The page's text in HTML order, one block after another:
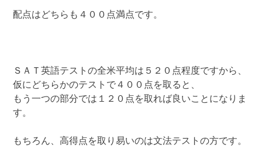
配点はどちらも４００点満点です。
ＳＡＴ英語テストの全米平均は５２０点程度ですから、
仮にどちらかのテストで４００点を取ると、
もう一つの部分では１２０点を取れば良いことになりま
す。
もちろん、高得点を取り易いのは文法テストの方です。